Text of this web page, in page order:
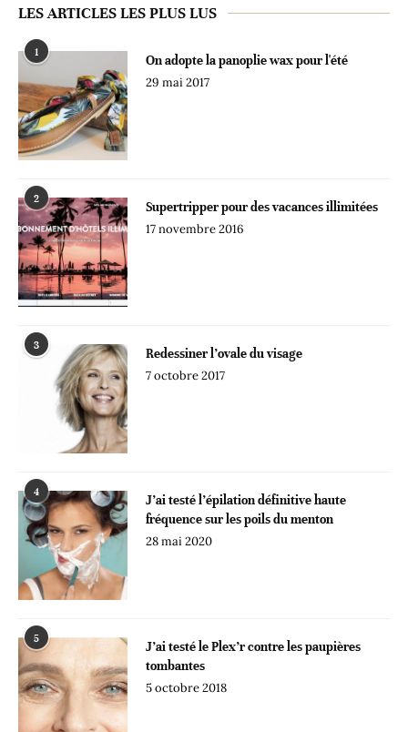
LES ARTICLES LES PLUS LUS
1
On adopte la panoplie wax pour l'été
29 mai 2017
2
Supertripper pour des vacances illimitées
17 novembre 2016
3
Redessiner l’ovale du visage
7 octobre 2017
4
J’ai testé l’épilation définitive haute
fréquence sur les poils du menton
28 mai 2020
5
J’ai testé le Plex’r contre les paupières
tombantes
5 octobre 2018